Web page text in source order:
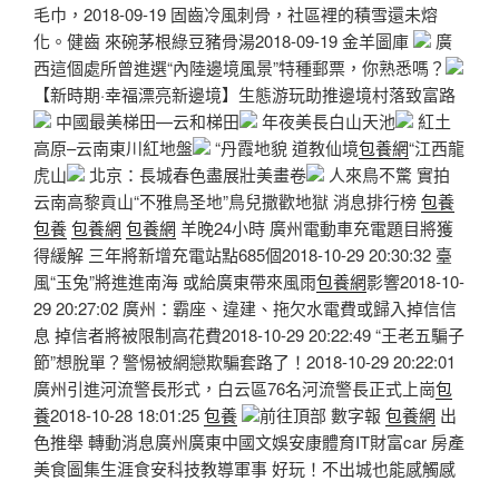
毛巾，2018-09-19 固齒冷風刺骨，社區裡的積雪還未熔
化。健齒 來碗茅根綠豆豬骨湯2018-09-19 金羊圖庫
廣
西這個處所曾進選“內陸邊境風景”特種郵票，你熟悉嗎？
【新時期·幸福漂亮新邊境】生態游玩助推邊境村落致富路
中國最美梯田—云和梯田
年夜美長白山天池
紅土
高原–云南東川紅地盤
“丹霞地貌 道教仙境包養網“江西龍
虎山
北京：長城春色盡展壯美畫卷
人來鳥不驚 實拍
云南高黎貢山“不雅鳥圣地”鳥兒撒歡地獄 消息排行榜包養
包養包養網 包養網 羊晚24小時 廣州電動車充電題目將獲
得緩解 三年將新增充電站點685個2018-10-29 20:30:32 臺
風“玉兔”將進進南海 或給廣東帶來風雨包養網影響2018-10-
29 20:27:02 廣州：霸座、違建、拖欠水電費或歸入掉信信
息 掉信者將被限制高花費2018-10-29 20:22:49 “王老五騙子
節”想脫單？警惕被網戀欺騙套路了！2018-10-29 20:22:01
廣州引進河流警長形式，白云區76名河流警長正式上崗包
養2018-10-28 18:01:25包養 前往頂部 數字報 包養網 出
色推舉 轉動消息廣州廣東中國文娛安康體育IT財富car 房產
美食圖集生涯食安科技教導軍事 好玩！不出城也能感觸感